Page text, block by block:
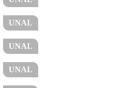
UNAL
UNAL
UNAL